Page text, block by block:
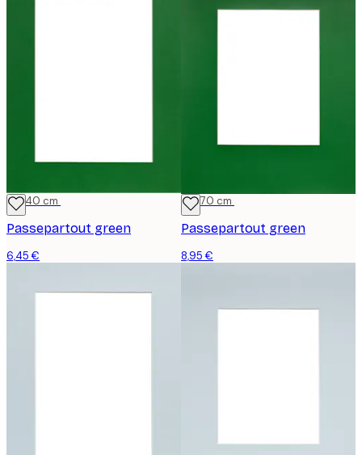
30x40 cm
Passepartout green
6,45 €
50x70 cm
Passepartout green
8,95 €